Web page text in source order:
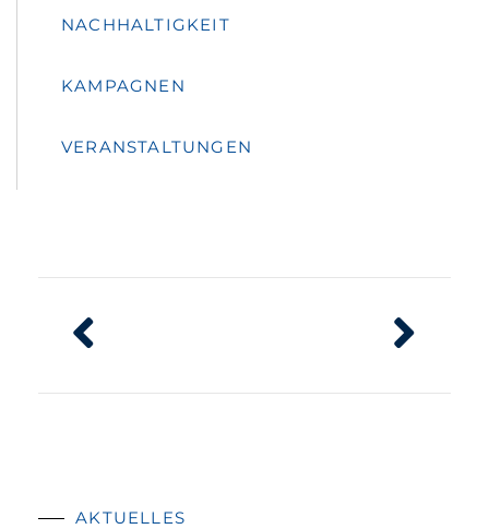
NACHHALTIGKEIT
KAMPAGNEN
VERANSTALTUNGEN
AKTUELLES